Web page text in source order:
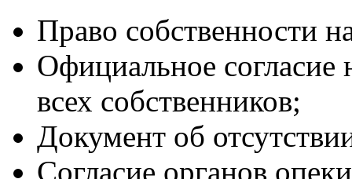
Право собственности
Официальное
всех собственников;
Документ об
Согласие органов